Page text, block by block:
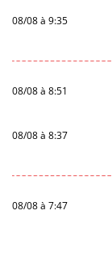
08/08 à 9:35
08/08 à 8:51
08/08 à 8:37
08/08 à 7:47